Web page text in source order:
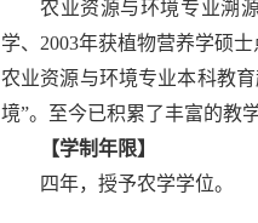
农业资源与环境专业溯
学、2003年获植物营养学硕
农业资源与环境专业本科教
境”。至今已积累了丰富的教
【学制年限】
四年，授予农学学位。